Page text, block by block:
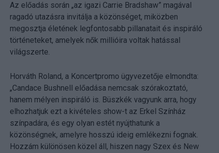
Az előadás során „az igazi Carrie Bradshaw” magával
ragadó utazásra invitálja a közönséget, miközben
megosztja életének legfontosabb pillanatait és inspiráló
történeteket, amelyek nők millióira voltak hatással
világszerte.
Horváth Roland, a Koncertpromo ügyvezetője elmondta:
„Candace Bushnell előadása nemcsak szórakoztató,
hanem mélyen inspiráló is. Büszkék vagyunk arra, hogy
elhozhatjuk ezt a kivételes show-t az Erkel Színház
színpadára, és egy olyan estét nyújthatunk a
közönségnek, amelyre hosszú ideig emlékezni fognak.
Hozzám különösen közel áll, hiszen nagy Szex és New